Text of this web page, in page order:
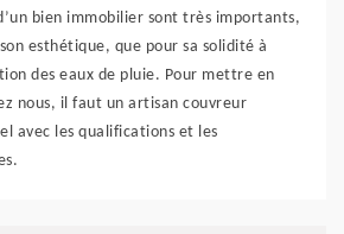
bien immobilier sont très importants,
esthétique, que pour sa solidité à
des eaux de pluie. Pour mettre en
nous, il faut un artisan couvreur
avec les qualifications et les